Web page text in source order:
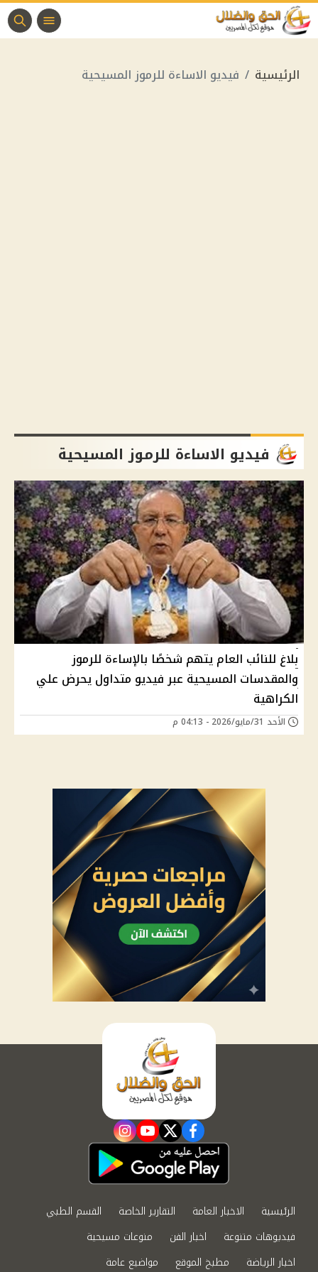
الرئيسية فيديو الاساءة للرموز المسيحية
فيديو الاساءة للرموز المسيحية
بلاغ للنائب العام يتهم شخصًا بالإساءة للرموز
والمقدسات المسيحية عبر فيديو متداول يحرض علي
الكراهية
الأحد 31/مايو/2026 - 04:13 م
facebook
twitter
youtube
instagram
الرئيسية الاخبار العامة التقارير الخاصة
القسم الطبي
فيديوهات متنوعة
اخبار الفن
منوعات مسيحية
اخبار الرياضة
مطبخ الموقع مواضيع عامة